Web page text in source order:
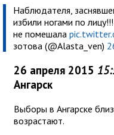
Наблюдателя,
избили ногами по
не помешала
зотова (@Alasta_ven)
26 апреля 2015
Ангарск
Выборы в Ангарске
возрастают.